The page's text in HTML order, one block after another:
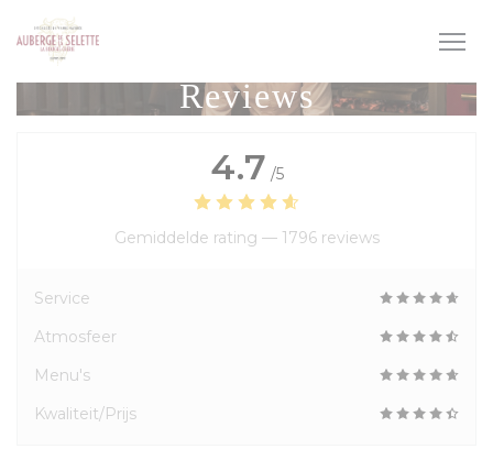
Cookies beheer paneel
Reviews
4.7 /5
Gemiddelde rating — 1796 reviews
Service
Atmosfeer
Menu's
Kwaliteit/Prijs